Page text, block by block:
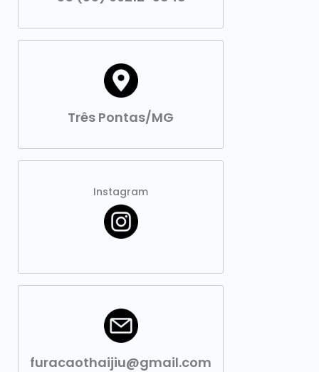
Três Pontas/MG
Instagram
furacaothaijiu@gmail.com